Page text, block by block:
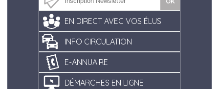
EN DIRECT AVEC VOS ÉLUS
INFO CIRCULATION
E-ANNUAIRE
DÉMARCHES EN LIGNE